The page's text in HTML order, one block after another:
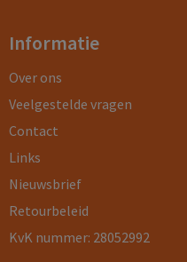
Informatie
Over ons
Veelgestelde vragen
Contact
Links
Nieuwsbrief
Retourbeleid
KvK nummer: 28052992